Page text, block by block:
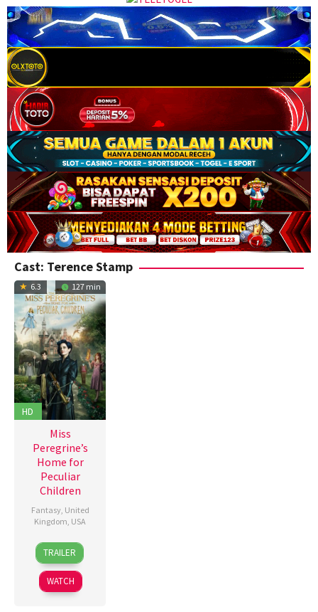
Cast: Terence Stamp
6.3 127 min
HD
Miss
Peregrine’s
Home for
Peculiar
Children
Fantasy, United
Kingdom, USA
28
Sep
2016
Lizzie
Pritchard
Tim
Burton
TRAILER
WATCH